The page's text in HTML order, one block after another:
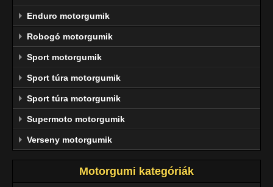
Enduro motorgumik
Robogó motorgumik
Sport motorgumik
Sport túra motorgumik
Sport túra motorgumik
Supermoto motorgumik
Verseny motorgumik
Motorgumi kategóriák